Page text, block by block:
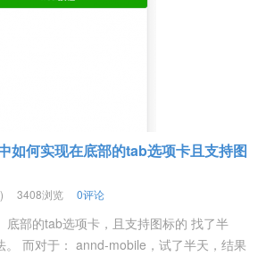
如何实现在底部的tab选项卡且支持图
3408浏览 0评论
底部的tab选项卡，且支持图标的 找了半
。 而对于： annd-mobile，试了半天，结果